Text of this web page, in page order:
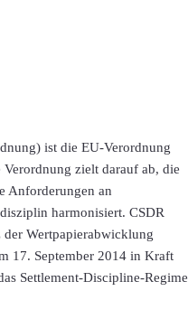
ist die EU-Verordnung
zielt darauf ab, die
Anforderungen an
harmonisiert. CSDR
Wertpapierabwicklung
17. September 2014 in Kraft
Settlement-Discipline-Regime